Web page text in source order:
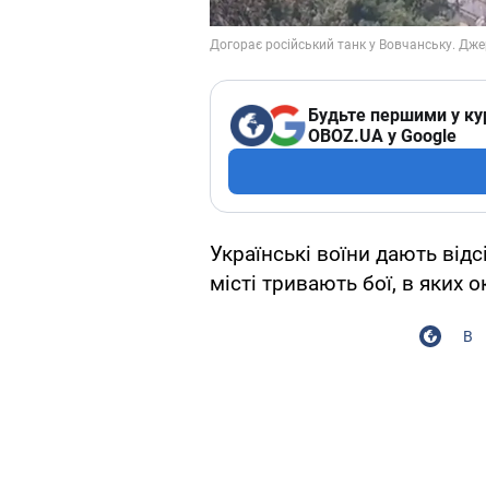
Будьте першими у
OBOZ.UA у Google
Українські воїни дають
місті тривають бої, в яких